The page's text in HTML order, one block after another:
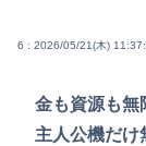
6 : 2026/05/21(木)
金も資源も無
主人公機だけ